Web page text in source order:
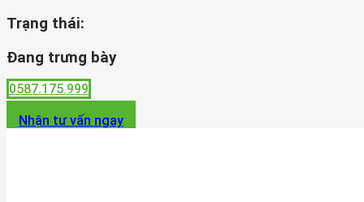
Trạng thái:
Đang trưng bày
0587.175.999
Nhận tư vấn ngay